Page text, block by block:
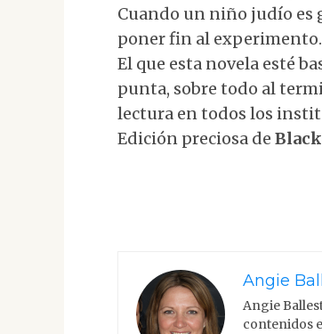
Cuando un niño judío es
poner fin al experimento.
El que esta novela esté
punta, sobre todo al
lectura en todos los
Edición preciosa de
Angie
Angie
contenidos